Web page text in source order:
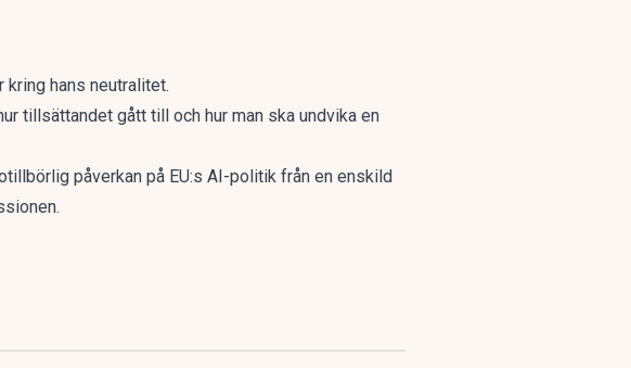
hans neutralitet.
tillsättandet gått till och hur man ska undvika en
påverkan på EU:s AI-politik från en enskild